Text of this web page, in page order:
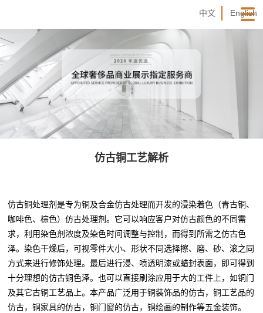
中文 English
仿古铜工艺解析
仿古铜处理剂是专为铜及合金仿古处理而开发的浸染着色（青古铜、
咖啡色、棕色）仿古处理剂。它可以响应客户对仿古颜色的不同需
求，利用染色剂浓度及染色时间调整与控制，而得到所需之仿古色
泽。染色干燥后，可视零件大小、形状不同选择擦、磨、砂、滚之同
方式来进行修饰处理。最后进行浸、喷透明漆或蜡封表面，即可得到
十分理想的仿古铜色泽。也可以直接刷涂应用于大的工件上，如铜门
及其它古铜工艺品上。本产品广泛用于铜装饰品的仿古，铜工艺品的
仿古，铜家具的仿古，铜门窗的仿古，铜绘画的制作等五金装饰。